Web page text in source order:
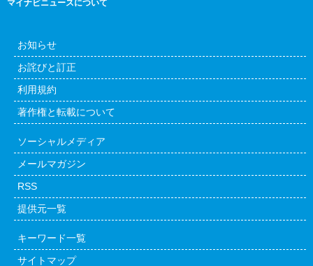
マイナビニュースについて
お知らせ
お詫びと訂正
利用規約
著作権と転載について
ソーシャルメディア
メールマガジン
RSS
提供元一覧
キーワード一覧
サイトマップ